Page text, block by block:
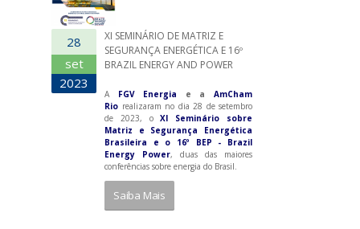
28
set
2023
XI SEMINÁRIO DE MATRIZ E
SEGURANÇA ENERGÉTICA E 16º
BRAZIL ENERGY AND POWER
A FGV Energia e aAmCham
Rio realizaram no dia 28 de setembro
de 2023, oXI Seminário sobre
Matriz e Segurança Energética
Brasileira e o 16º BEP - Brazil
Energy Power, duas das maiores
conferências sobre energia do Brasil.
Saiba Mais